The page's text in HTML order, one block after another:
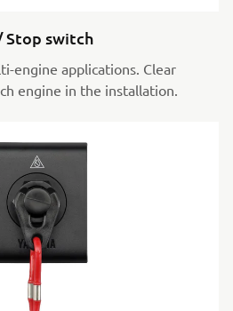
Stop switch
engine applications. Clear
engine in the installation.